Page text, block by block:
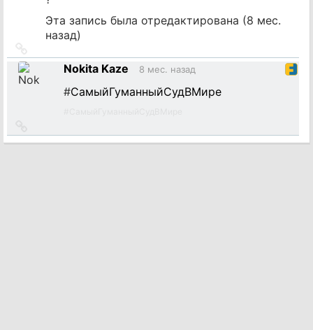
Эта запись была отредактирована (8 мес.
назад)
на
источникNokita Kaze 8 мес. назад
#СамыйГуманныйСудВМире
на